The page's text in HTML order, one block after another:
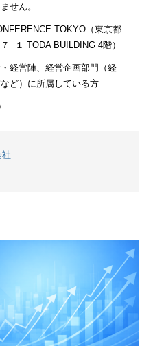
せん。
TOKYO（東京都
−１ TODA BUILDING 4階）
経営陣、経営企画部門（経
ど）に所属している方